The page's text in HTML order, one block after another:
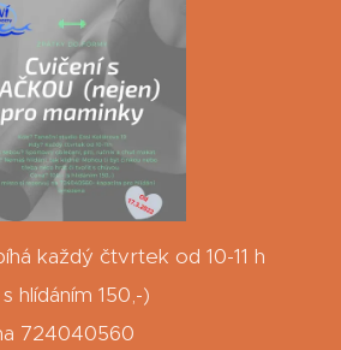
každý čtvrtek od 10-11 h
hlídáním 150,-)
724040560